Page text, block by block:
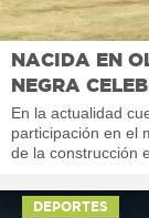
NACIDA EN
NEGRA
En la actualidad
participación en el
de la construcción
DEPORTES